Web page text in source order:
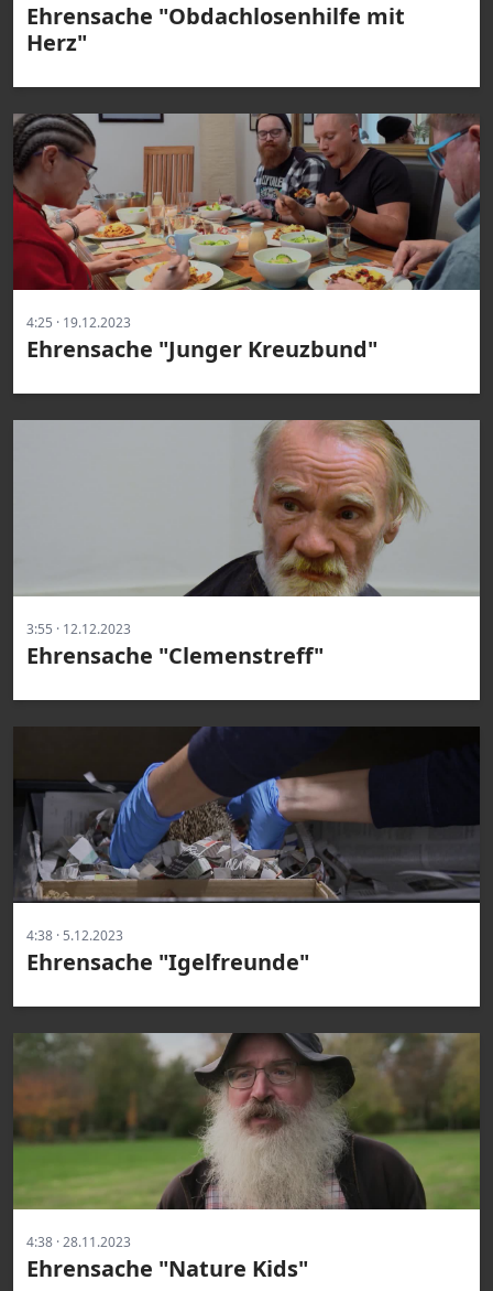
Ehrensache "Obdachlosenhilfe mit
Herz"
4:25 · 19.12.2023
Ehrensache "Junger Kreuzbund"
3:55 · 12.12.2023
Ehrensache "Clemenstreff"
4:38 · 5.12.2023
Ehrensache "Igelfreunde"
4:38 · 28.11.2023
Ehrensache "Nature Kids"